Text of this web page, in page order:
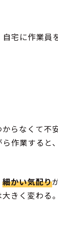
宅に作業員
らなくて不
作業すると
細かい気配り
きく変わる。